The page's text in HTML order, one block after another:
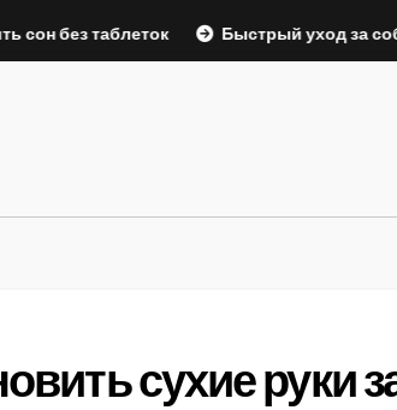
Быстрый уход за собой утром
сухие руки